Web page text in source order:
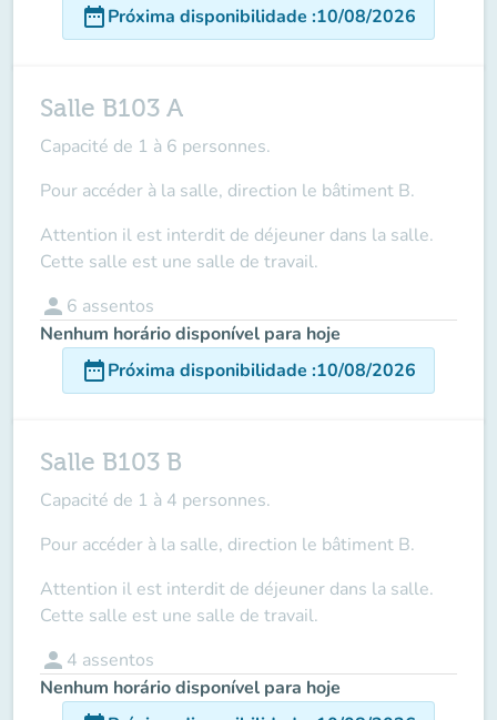
date_rangePróxima disponibilidade :10/08/2026
Salle B103 A
Capacité de 1 à 6 personnes.
Pour accéder à la salle, direction le bâtiment B.
Attention il est interdit de déjeuner dans la salle.
Cette salle est une salle de travail.
person 6 assentos
Nenhum horário disponível para hoje
date_rangePróxima disponibilidade :10/08/2026
Salle B103 B
Capacité de 1 à 4 personnes.
Pour accéder à la salle, direction le bâtiment B.
Attention il est interdit de déjeuner dans la salle.
Cette salle est une salle de travail.
person 4 assentos
Nenhum horário disponível para hoje